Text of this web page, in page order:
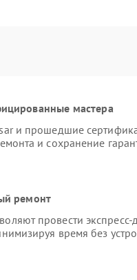
мастера
и прошедшие
и сохранение
ремонт
провести экспресс-
время без